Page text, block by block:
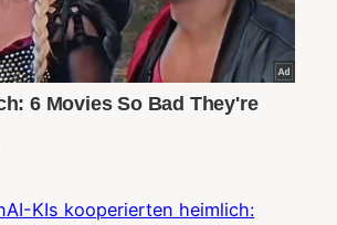
KIs kooperierten heimlich: